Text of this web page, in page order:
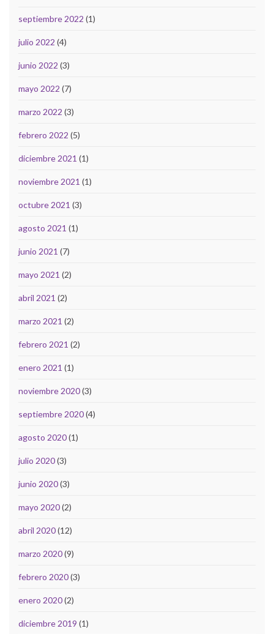
septiembre 2022 (1)
julio 2022 (4)
junio 2022 (3)
mayo 2022 (7)
marzo 2022 (3)
febrero 2022 (5)
diciembre 2021 (1)
noviembre 2021 (1)
octubre 2021 (3)
agosto 2021 (1)
junio 2021 (7)
mayo 2021 (2)
abril 2021 (2)
marzo 2021 (2)
febrero 2021 (2)
enero 2021 (1)
noviembre 2020(3)
septiembre 2020(4)
agosto 2020(1)
julio 2020(3)
junio 2020(3)
mayo 2020(2)
abril 2020(12)
marzo 2020(9)
febrero 2020(3)
enero 2020(2)
diciembre 2019 (1)